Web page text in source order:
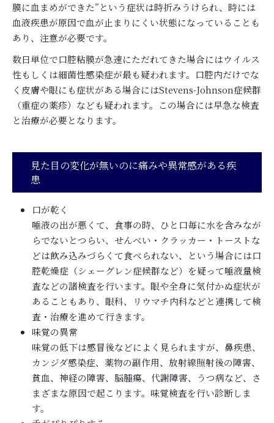
膜に血まめができた”という症状は時折みうけられ、時には
血液疾患が原因で血が止まりにくい状態になっていることも
あり、注意が必要です。
数日単位で口腔粘膜が急速にただれてきた場合にはウイルス
性もしくは細菌性感染症が最も疑われます。口腔内だけでな
く皮膚や眼にも症状がある場合にはStevens-Johnson症候群
（重症の薬疹）なども疑われます。この場合には早急な検査
と治療が必要となります。
見た目の変化が無いのに痛みや異常感がある疾
患
口が乾く
唾液の出が悪くて、食事の時、ひと口毎に水を含みなが
らでないとつらい、せんべい・クラッカー・トーストな
どは飲み込みづらくて食べられない、という場合には口
腔乾燥症（シェーグレン症候群など）を疑って唾液量検
査などの諸検査を行います。眼や全身に気付かぬ症状が
あることもあり、眼科、リウマチ内科などと連携して検
査・治療を進めて行きます。
味覚の異常
味覚の低下は感冒後などによく見られますが、鼻疾患、
カンジダ感染症、薬物の副作用、放射線照射後の障害、
貧血、神経の障害、脳腫瘍、代謝障害、うつ病など、さ
まざまな原因で起こります。味覚検査を行い診断しま
す。